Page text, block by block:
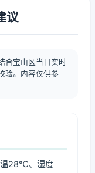
议
合宝山区当日实时
验。内容仅供参
温28℃、湿度